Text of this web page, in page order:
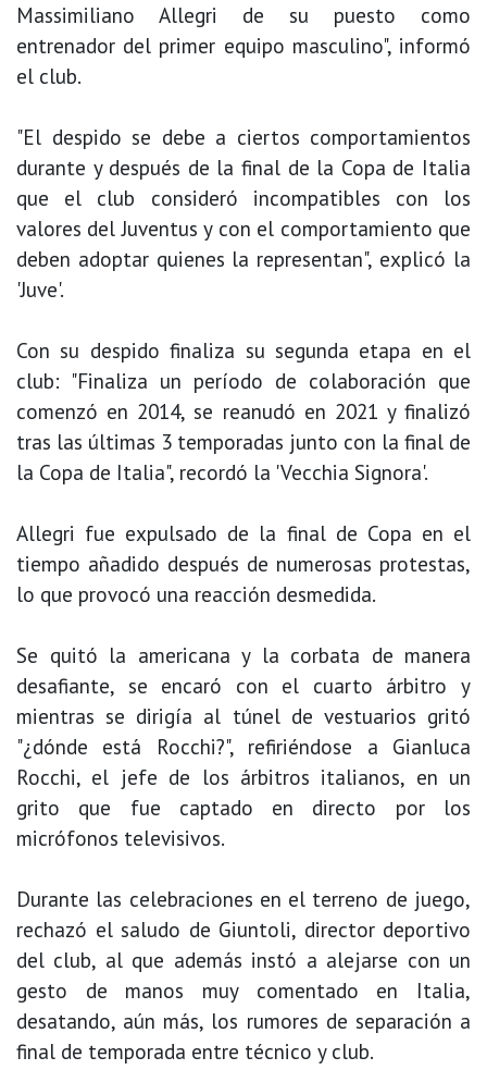
Massimiliano Allegri de su puesto como
entrenador del primer equipo masculino", informó
el club.
"El despido se debe a ciertos comportamientos
durante y después de la final de la Copa de Italia
que el club consideró incompatibles con los
valores del Juventus y con el comportamiento que
deben adoptar quienes la representan", explicó la
'Juve'.
Con su despido finaliza su segunda etapa en el
club: "Finaliza un período de colaboración que
comenzó en 2014, se reanudó en 2021 y finalizó
tras las últimas 3 temporadas junto con la final de
la Copa de Italia", recordó la 'Vecchia Signora'.
Allegri fue expulsado de la final de Copa en el
tiempo añadido después de numerosas protestas,
lo que provocó una reacción desmedida.
Se quitó la americana y la corbata de manera
desafiante, se encaró con el cuarto árbitro y
mientras se dirigía al túnel de vestuarios gritó
"¿dónde está Rocchi?", refiriéndose a Gianluca
Rocchi, el jefe de los árbitros italianos, en un
grito que fue captado en directo por los
micrófonos televisivos.
Durante las celebraciones en el terreno de juego,
rechazó el saludo de Giuntoli, director deportivo
del club, al que además instó a alejarse con un
gesto de manos muy comentado en Italia,
desatando, aún más, los rumores de separación a
final de temporada entre técnico y club.